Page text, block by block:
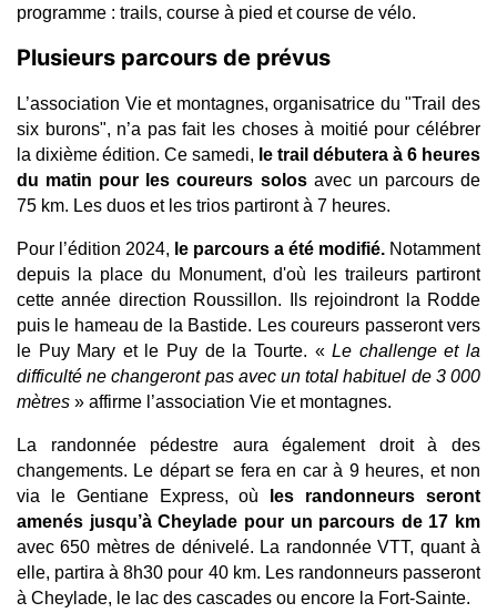
programme : trails, course à pied et course de vélo.
Plusieurs parcours de prévus
L’association Vie et montagnes, organisatrice du "Trail des
six burons", n’a pas fait les choses à moitié pour célébrer
la dixième édition. Ce samedi, le trail débutera à 6 heures
du matin pour les coureurs solos avec un parcours de
75 km. Les duos et les trios partiront à 7 heures.
Pour l’édition 2024, le parcours a été modifié. Notamment
depuis la place du Monument, d'où les traileurs partiront
cette année direction Roussillon. Ils rejoindront la Rodde
puis le hameau de la Bastide. Les coureurs passeront vers
le Puy Mary et le Puy de la Tourte. « Le challenge et la
difficulté ne changeront pas avec un total habituel de 3 000
mètres » affirme l’association Vie et montagnes.
La randonnée pédestre aura également droit à des
changements. Le départ se fera en car à 9 heures, et non
via le Gentiane Express, où
les randonneurs seront
avec 650 mètres de dénivelé. La randonnée VTT, quant à
elle, partira à 8h30 pour 40 km. Les randonneurs passeront
à Cheylade, le lac des cascades ou encore la Fort-Sainte.